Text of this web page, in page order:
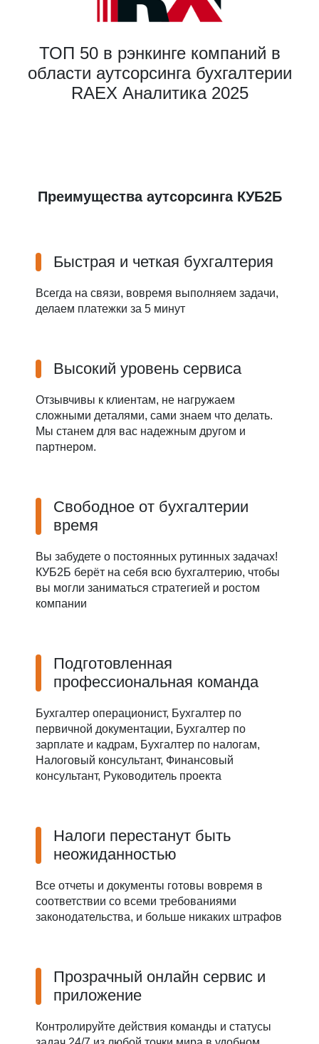
ТОП 50 в рэнкинге компаний в
области аутсорсинга бухгалтерии
RAEX Аналитика 2025
Преимущества аутсорсинга КУБ2Б
Быстрая и четкая бухгалтерия
Всегда на связи, вовремя выполняем задачи,
делаем платежки за 5 минут
Высокий уровень сервиса
Отзывчивы к клиентам, не нагружаем
сложными деталями, сами знаем что делать.
Мы станем для вас надежным другом и
партнером.
Свободное от бухгалтерии
время
Вы забудете о постоянных рутинных задачах!
КУБ2Б берёт на себя всю бухгалтерию, чтобы
вы могли заниматься стратегией и ростом
компании
Подготовленная
профессиональная команда
Бухгалтер операционист, Бухгалтер по
первичной документации, Бухгалтер по
зарплате и кадрам, Бухгалтер по налогам,
Налоговый консультант, Финансовый
консультант, Руководитель проекта
Налоги перестанут быть
неожиданностью
Все отчеты и документы готовы вовремя в
соответствии со всеми требованиями
законодательства, и больше никаких штрафов
Прозрачный онлайн сервис и
приложение
Контролируйте действия команды и статусы